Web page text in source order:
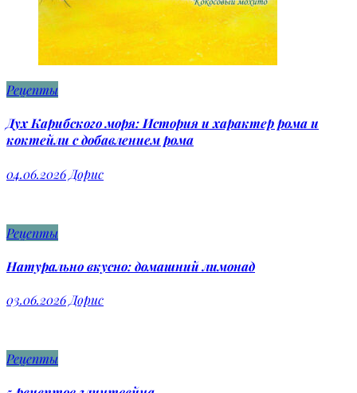
Рецепты
Дух Карибского моря: История и характер рома и
коктейли с добавлением рома
04.06.2026 Дорис
Рецепты
Натурально вкусно: домашний лимонад
03.06.2026 Дорис
Рецепты